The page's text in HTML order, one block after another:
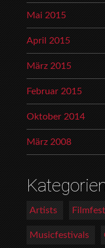
Mai 2015
April 2015
März 2015
Februar 2015
Oktober 2014
März 2008
Artists
Musicfestivals